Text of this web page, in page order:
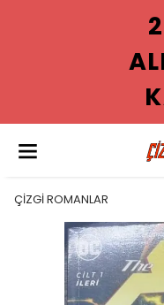
ÇİZGİ ROMANLAR